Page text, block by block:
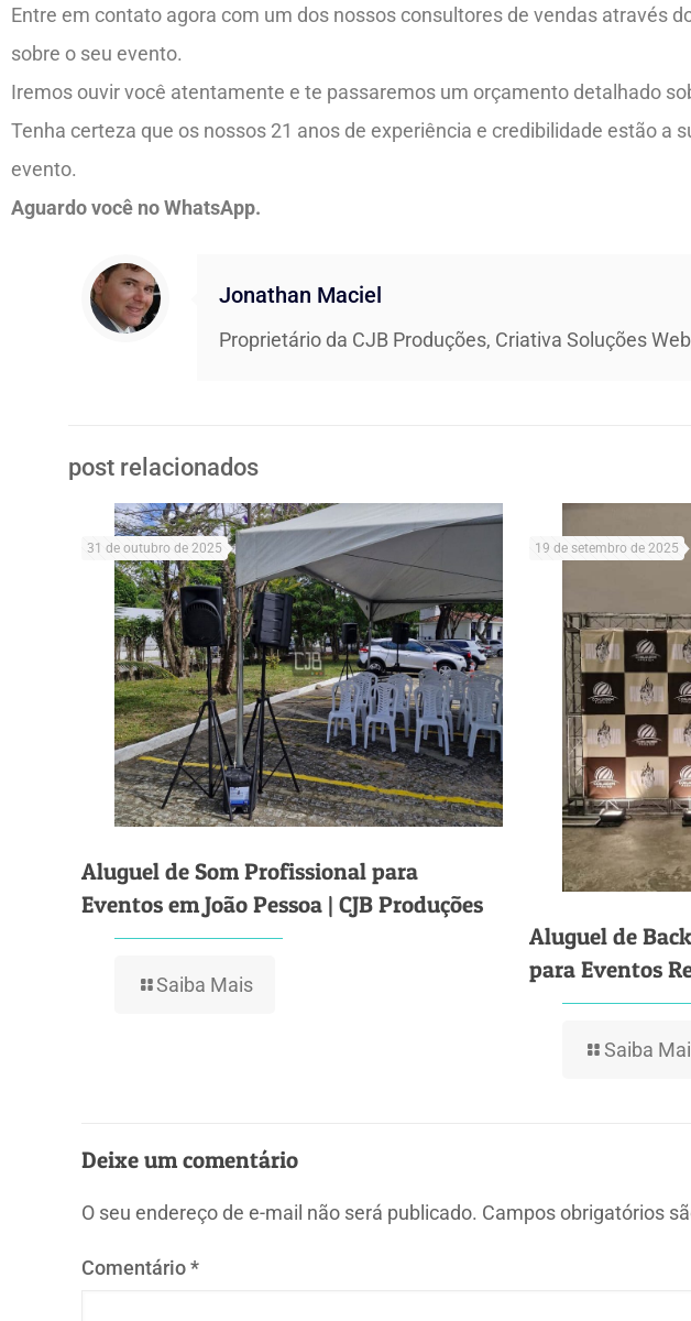
Entre em contato agora com um dos nossos consultores de vendas através
sobre o seu evento.
Iremos ouvir você atentamente e te passaremos um orçamento detalhado
Tenha certeza que os nossos 21 anos de experiência e credibilidade estão a
evento.
Aguardo você no WhatsApp.
Jonathan Maciel
Proprietário da CJB Produções, Criativa Soluções
post relacionados
31 de outubro de 2025
Aluguel de Som Profissional para
Eventos em João Pessoa | CJB Produções
Saiba Mais
19 de setembro de 2025
Aluguel de
para Eventos
Saiba
Deixe um comentário
O seu endereço de e-mail não será publicado. Campos obrigatórios
Comentário*